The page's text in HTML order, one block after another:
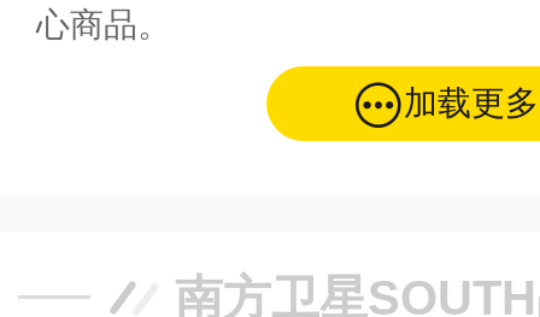
心商品。
加载更多
南方卫星